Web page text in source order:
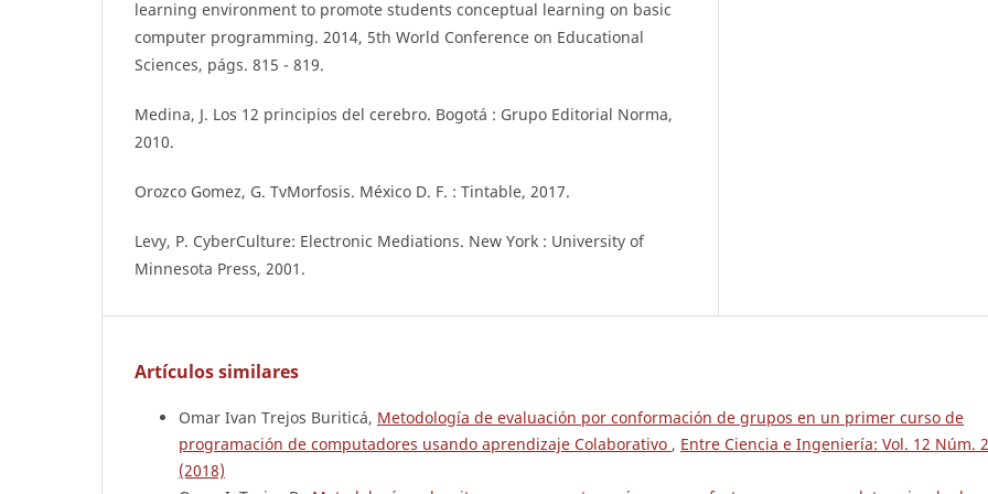
learning environment to promote students conceptual learning on basic
computer programming. 2014, 5th World Conference on Educational
Sciences, págs. 815 - 819.
Medina, J. Los 12 principios del cerebro. Bogotá : Grupo Editorial Norma,
2010.
Orozco Gomez, G. TvMorfosis. México D. F. : Tintable, 2017.
Levy, P. CyberCulture: Electronic Mediations. New York : University of
Minnesota Press, 2001.
Artículos similares
Omar Ivan Trejos Buriticá, Metodología de evaluación por conformación de grupos en un primer curso de
programación de computadores usando aprendizaje Colaborativo , Entre Ciencia e Ingeniería: Vol. 12 Núm.
(2018)